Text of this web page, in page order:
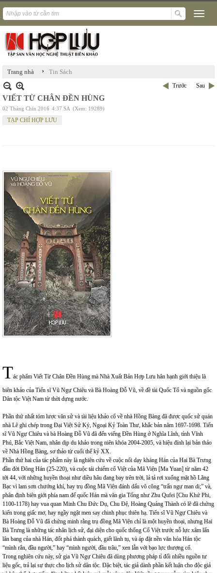
Trang nhà › Tin Sách
Trước Sau
VIẾT TỪ CHÂN ĐỀN HÙNG
02 Tháng Chín 2016 4:37 SA (Xem: 19289)
TẠP CHÍ HỢP LƯU
Tác phẩm Viết Từ Chân Đền Hùng mà Nhà Xuất Bản Hợp Lưu hân hạnh giới thiệu là
biên khảo của Tiến sĩ Vũ Ngự Chiêu và Bà Hoàng Đỗ Vũ, về đề tài Quốc Tổ và nguồn gốc
Dân tộc Việt Nam từ thời dựng nước.
Phần thứ nhất tóm lược văn sử và tài liệu khảo cổ về nhà Hồng Bàng đã được quốc sử quán
nhà Lê ghi chép trong Đại Việt Sử Ký, Ngoại Kỷ Toàn Thư, khắc bản năm 1697-1698. Tiến
sĩ Vũ Ngự Chiêu và bà Hoàng Đỗ Vũ đã đến viếng Đền Hùng ở Nghĩa Lĩnh, tỉnh Vĩnh
Phú, Bắc Việt Nam, nhân dịp du khảo trong niên khóa 2004-2005, và hiệu đính lại bản thảo
về Nhà Hồng Bàng, sơ thảo từ cuối thế kỷ XX.
Phần thứ hai của tác phẩm này là nghiên cứu về cuộc nổi dạy kháng Hán của Hai Bà Trưng
đầu đời Đông Hán (25-220), và cuộc tái chiếm cổ Việt của Mã Viện [Ma Yuan] từ năm 42
tới 44, với những huyền thoại như diều hâu đang bay trên trời, lả tả rơi xuống mặt hồ Lãng
Bạc vì lam sơn chướng khí, hay trụ đồng Mã Viện đánh dấu võ công “trấn ngự man di;” và,
phân định biên giới phía nam đế quốc Hán mà văn gia Tống như Zhu Qufei [Chu Khứ Phi,
1100-1178) hay vua quan Minh Chu Đức Dụ, Chu Đệ, Hoàng Quảng Thành có lẽ đã chứng
kiến trong giấc mơ, hay ngầy ngật men say chinh phục thiên hạ. Tiến sĩ Vũ Ngự Chiêu và
Bà Hoàng Đỗ Vũ đã chứng minh rằng trụ đồng Mã Viện chỉ là một huyền thoại, nhưng Hai
Bà Trưng là những tác nhân lịch sử, đại diện cho quốc thống Cổ Việt trước nỗ lực xâm lấn
lân bang của nhà Hán, đốt phá thành quách, giết lãnh tụ, và áp đặt nền văn hóa Hán tộc
“mình rắn, đầu người,” hay “mình người, đầu trâu,” xen lẫn với bạo lực thượng cổ.
Trong nghiên cứu này, sử gia Vũ Ngự Chiêu đã dùng phương pháp tỉ đối nhiều nguồn tư
liệu gốc, trả lại sự thực cho lịch sử dân tộc. Đặc biệt, tác giả dành phần kết luận cho độc giả